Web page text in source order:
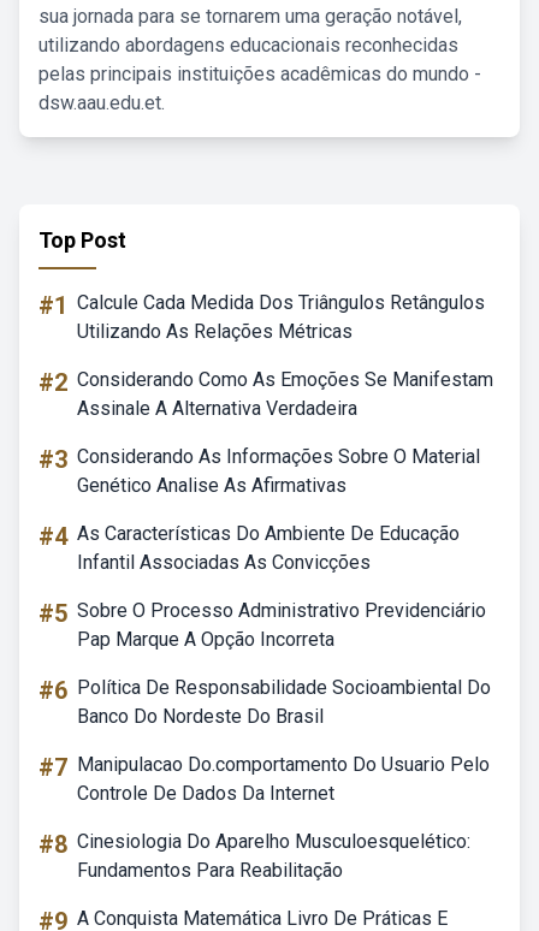
sua jornada para se tornarem uma geração notável,
utilizando abordagens educacionais reconhecidas
pelas principais instituições acadêmicas do mundo -
dsw.aau.edu.et.
Top Post
#1 Calcule Cada Medida Dos Triângulos Retângulos
Utilizando As Relações Métricas
#2 Considerando Como As Emoções Se Manifestam
Assinale A Alternativa Verdadeira
#3 Considerando As Informações Sobre O Material
Genético Analise As Afirmativas
#4 As Características Do Ambiente De Educação
Infantil Associadas As Convicções
#5 Sobre O Processo Administrativo Previdenciário
Pap Marque A Opção Incorreta
#6 Política De Responsabilidade Socioambiental Do
Banco Do Nordeste Do Brasil
#7 Manipulacao Do.comportamento Do Usuario Pelo
Controle De Dados Da Internet
#8 Cinesiologia Do Aparelho Musculoesquelético:
Fundamentos Para Reabilitação
#9 A Conquista Matemática Livro De Práticas E